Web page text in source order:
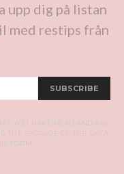
upp dig på listan
med restips från
SUBSCRIBE
YOU HAVE READ AND ARE
THE STORAGE OF THE DATA
FORM.